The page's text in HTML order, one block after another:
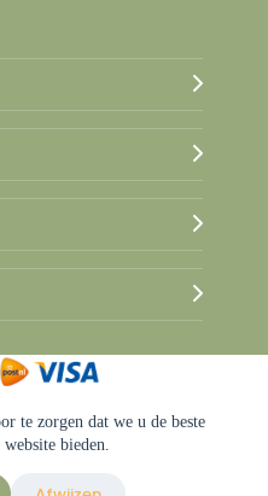
te zorgen dat we u de beste
bieden.
het Us